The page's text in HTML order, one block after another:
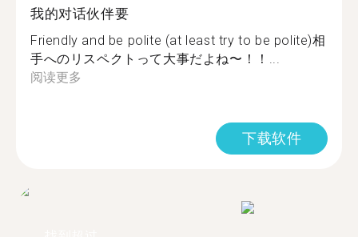
我的对话伙伴要
Friendly and be polite (at least try to be polite)相
手へのリスペクトって大事だよね〜！！...
阅读更多
下载软件